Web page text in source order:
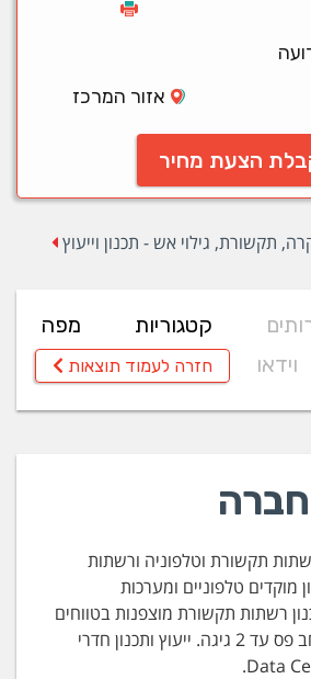
אזור המרכז
הצעת מחיר
תקשורת, גילוי אש - תכנון וייעוץ
קטגוריות
מפה
וידאו חזרה לעמוד תוצאות
רשתות תקשורת וטלפוניה ורשתות
מוקדים טלפוניים ומערכות
רשתות תקשורת מוצפנות בטווחים
של עד 10 ק"מ וברוחב פס עד 2 גיגה. ייעוץ ותכנון חדרי